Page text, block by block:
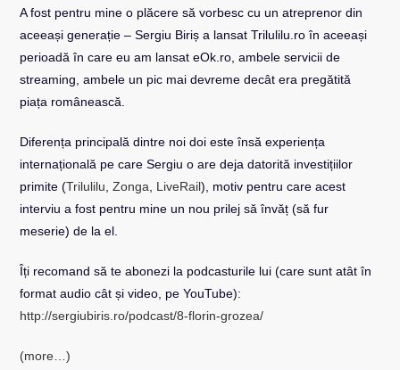
A fost pentru mine o plăcere să vorbesc cu un atreprenor din
aceeași generație – Sergiu Biriș a lansat Trilulilu.ro în aceeași
perioadă în care eu am lansat eOk.ro, ambele servicii de
streaming, ambele un pic mai devreme decât era pregătită
piața românească.
Diferența principală dintre noi doi este însă experiența
internațională pe care Sergiu o are deja datorită investițiilor
primite (Trilulilu ,Zonga LiveRail), motiv pentru care acest
interviu a fost pentru mine un nou prilej să învăț (să fur
meserie) de la el.
Îți recomand să te abonezi la podcasturile lui (care sunt atât în
format audio cât și video, pe YouTube):
http://sergiubiris.ro/podcast/8-florin-grozea/
(more…)